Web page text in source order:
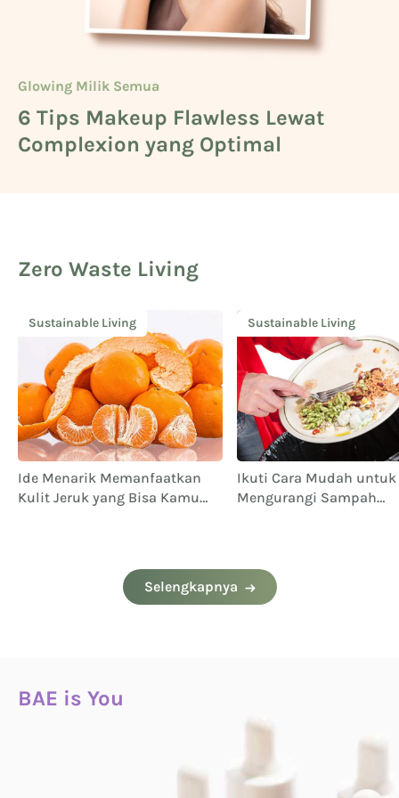
Glowing Milik Semua
6 Tips Makeup Flawless Lewat
Complexion yang Optimal
Beauty
Cara Mengetahui Warna Kulit
Kuning Langsat
Glowing Milik Semua
5 Deretan Basic Skincare untuk
Cowok
Zero Waste Living
Sustainable Living
Ide Menarik Memanfaatkan
Kulit Jeruk yang Bisa Kamu
Sustainable Living
Ikuti Cara Mudah untuk
Mengurangi Sampah
Selengkapnya
BAE is You